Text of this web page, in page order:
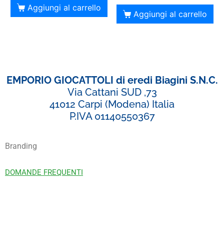
Aggiungi al carrello
Aggiungi al carrello
EMPORIO GIOCATTOLI di eredi Biagini S.N.C.
Via Cattani SUD ,73
41012 Carpi (Modena) Italia
P.IVA 01140550367
Branding
DOMANDE FREQUENTI